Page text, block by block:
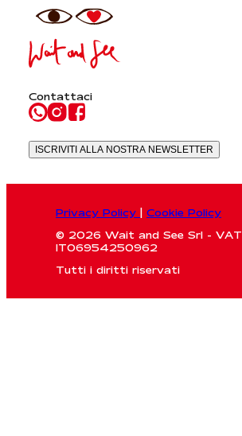
Contattaci
ISCRIVITI ALLA NOSTRA NEWSLETTER
Privacy Policy
Cookie Policy
© 2026 Wait and See Srl - VAT
IT06954250962
Tutti i diritti riservati